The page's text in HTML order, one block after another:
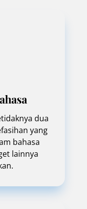
dua
yang
bahasa
lainnya